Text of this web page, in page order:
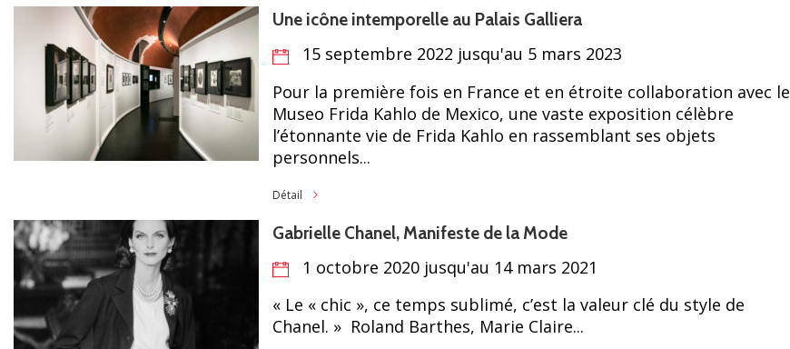
Une icône intemporelle au Palais Galliera
15 septembre 2022 jusqu'au 5 mars 2023
Pour la première fois en France et en étroite collaboration avec le
Museo Frida Kahlo de Mexico, une vaste exposition célèbre
l’étonnante vie de Frida Kahlo en rassemblant ses objets
personnels...
Détail
Gabrielle Chanel, Manifeste de la Mode
1 octobre 2020 jusqu'au 14 mars 2021
« Le « chic », ce temps sublimé, c’est la valeur clé du style de
Chanel. » Roland Barthes, Marie Claire...